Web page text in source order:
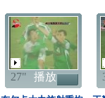
27" 播放